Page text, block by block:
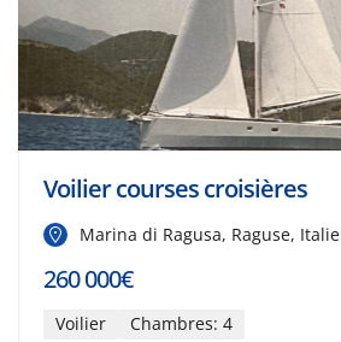
Voilier courses croisières
Marina di Ragusa, Raguse, Italie
260 000€
Voilier Chambres: 4